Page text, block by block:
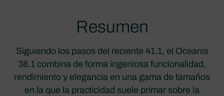
Resumen
Siguiendo los pasos del reciente 41.1, el Oceanis
38.1 combina de forma ingeniosa funcionalidad,
rendimiento y elegancia en una gama de tamaños
en la que la practicidad suele primar sobre la